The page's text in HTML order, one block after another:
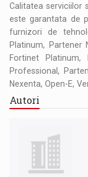
Calitatea serviciilor
este garantata de
furnizori de
Platinum, Partener
Fortinet Platinum,
Professional,
Nexenta, Open-E,
Autori